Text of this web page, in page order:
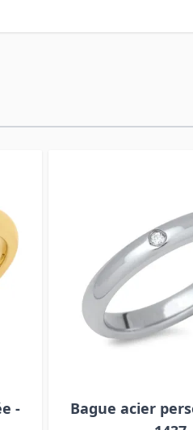
-
Bague acier